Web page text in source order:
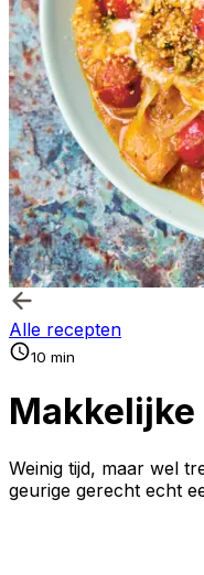
Alle recepten
10 min
Weinig tijd, maar wel
geurige gerecht echt